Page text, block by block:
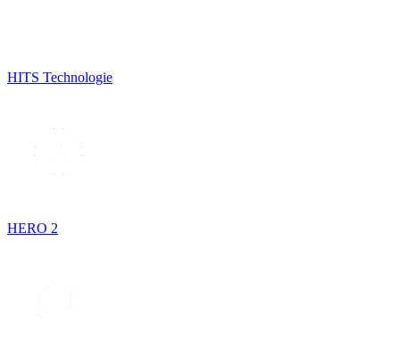
HITS Technologie
HERO 2